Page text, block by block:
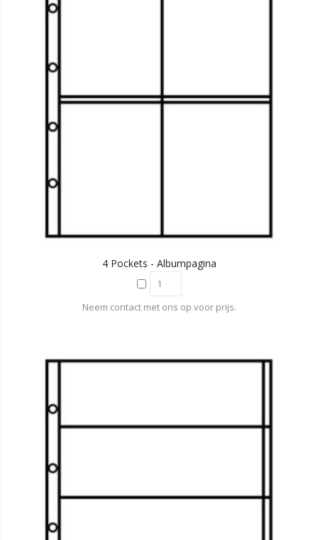
4 Pockets - Albumpagina
Neem contact met ons op voor prijs.